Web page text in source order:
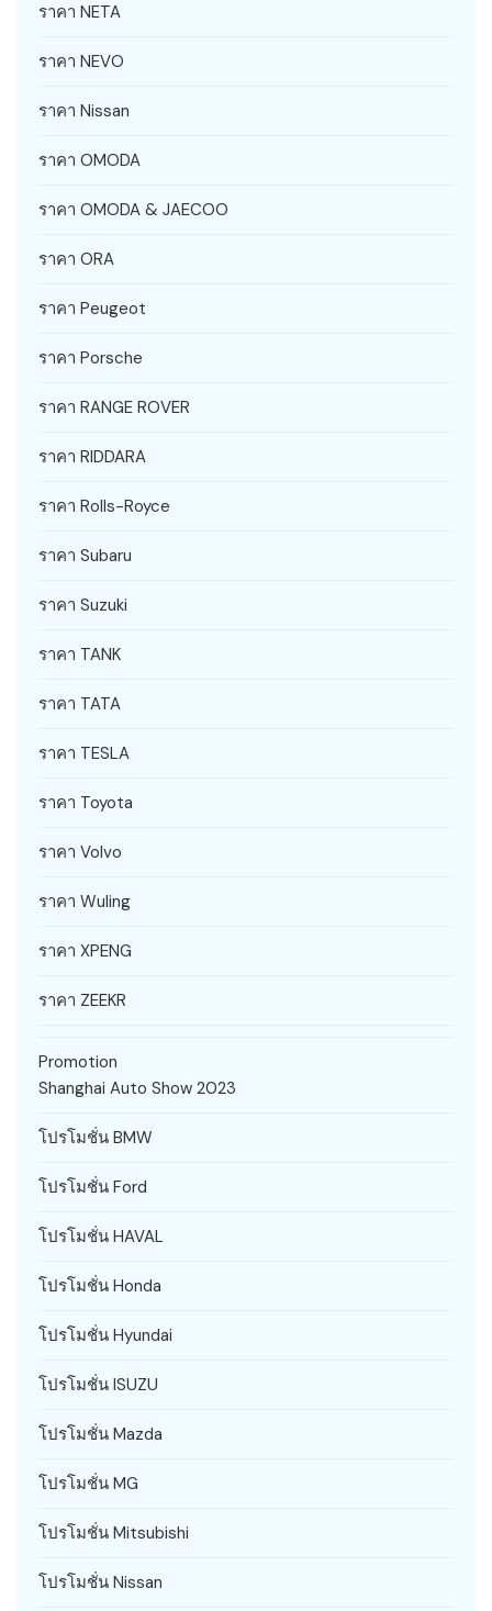
ราคา NETA
ราคา NEVO
ราคา Nissan
ราคา OMODA
ราคา OMODA & JAECOO
ราคา ORA
ราคา Peugeot
ราคา Porsche
ราคา RANGE ROVER
ราคา RIDDARA
ราคา Rolls-Royce
ราคา Subaru
ราคา Suzuki
ราคา TANK
ราคา TATA
ราคา TESLA
ราคา Toyota
ราคา Volvo
ราคา Wuling
ราคา XPENG
ราคา ZEEKR
Promotion
Shanghai Auto Show 2023
โปรโมชั่น BMW
โปรโมชั่น Ford
โปรโมชั่น HAVAL
โปรโมชั่น Honda
โปรโมชั่น Hyundai
โปรโมชั่น ISUZU
โปรโมชั่น Mazda
โปรโมชั่น MG
โปรโมชั่น Mitsubishi
โปรโมชั่น Nissan